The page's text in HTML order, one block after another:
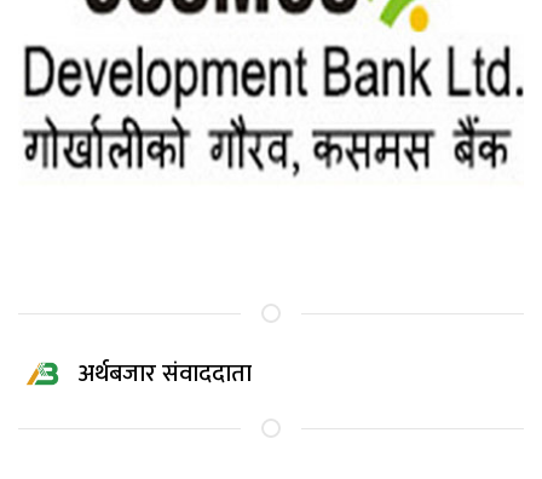
अर्थबजार संवाददाता